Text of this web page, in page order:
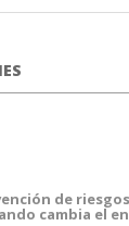
de
cambia el